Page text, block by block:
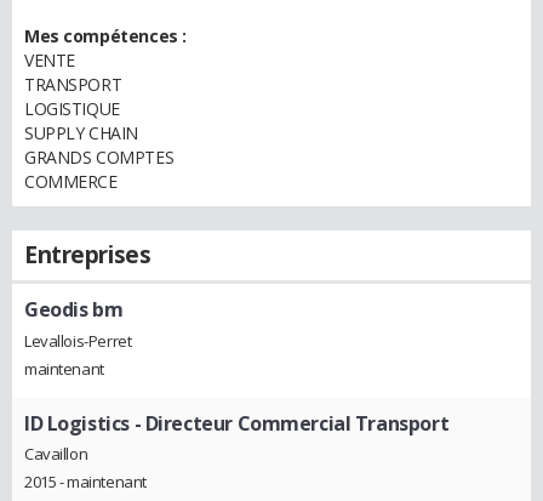
Mes compétences :
VENTE
TRANSPORT
LOGISTIQUE
SUPPLY CHAIN
GRANDS COMPTES
COMMERCE
Entreprises
Geodis bm
Levallois-Perret
maintenant
ID Logistics- Directeur Commercial Transport
Cavaillon
2015 - maintenant